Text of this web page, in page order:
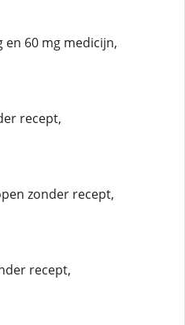
en 60 mg medicijn,
recept,
zonder recept,
recept,